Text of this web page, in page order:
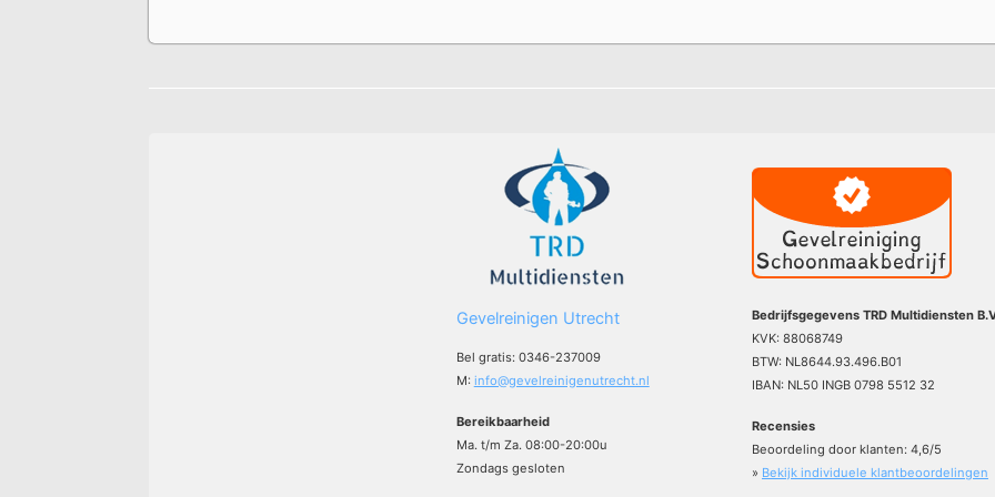
Gevelreinigen Utrecht
Bel gratis: 0346-237009
M: info@gevelreinigenutrecht.nl
Bereikbaarheid
Ma. t/m Za. 08:00-20:00u
Zondags gesloten
Bedrijfsgegevens TRD Multidiensten
KVK: 88068749
BTW: NL8644.93.496.B01
IBAN: NL50 INGB 0798 5512 32
Recensies
Beoordeling door klanten: 4,6/5
» Bekijk individuele klantbeoordelingen